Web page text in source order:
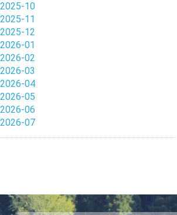
2025-10
2025-11
2025-12
2026-01
2026-02
2026-03
2026-04
2026-05
2026-06
2026-07